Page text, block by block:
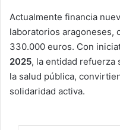
Actualmente financia
laboratorios aragoneses,
330.000 euros. Con
2025, la entidad refuerza
la salud pública,
solidaridad activa.